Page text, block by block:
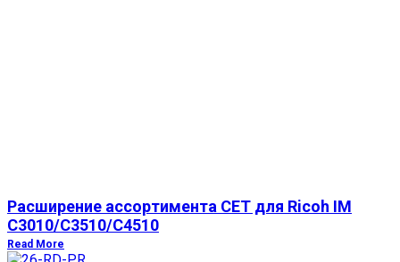
Расширение ассортимента СЕТ для Ricoh IM
C3010/C3510/C4510
Read More